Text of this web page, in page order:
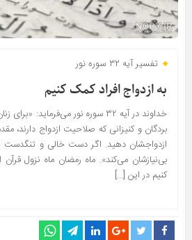
تفسیر آیه ۳۲ سوره نور
به ازدواج افراد کمک کنیم
خداوند در آیه ۳۲ سوره نور
بردگان و کنیزانی که صلاحیت ازدواج دارند،
ازدواجشان دهید. اگر دست خالی و تنگدست
بی‌نیازشان می‌کند». ماه رمضان ماه نزول
کنیم در این […]